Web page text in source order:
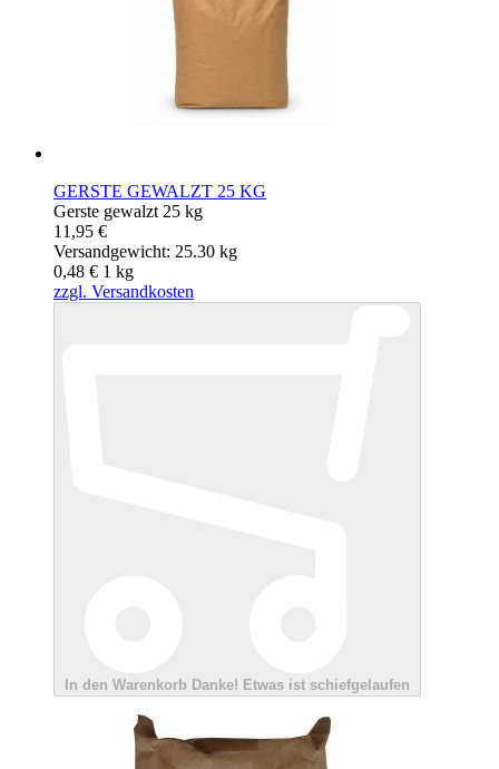
GERSTE GEWALZT 25 KG
Gerste gewalzt 25 kg
11,95 €
Versandgewicht: 25.30 kg
0,48 € 1 kg
zzgl. Versandkosten
In den Warenkorb Danke! Etwas ist schiefgelaufen